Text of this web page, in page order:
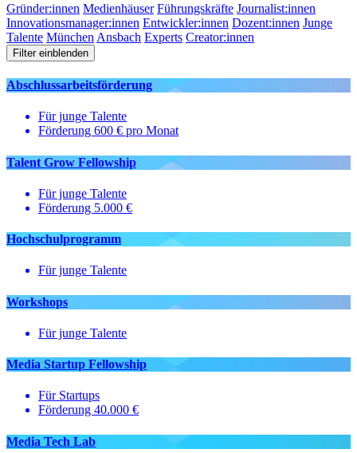
Gründer:innen Medienhäuser Führungskräfte Journalist:innen
Innovationsmanager:innen Entwickler:innen Dozent:innen Junge
Talente München Ansbach Experts Creator:innen
Filter einblenden
Abschluss­arbeits­förderung
Für junge Talente
Förderung 600 € pro Monat
Talent Grow Fellowship
Für junge Talente
Förderung 5.000 €
Hochschul­programm
Für junge Talente
Workshops
Für junge Talente
Media Startup Fellowship
Für Startups
Förderung 40.000 €
Media Tech Lab